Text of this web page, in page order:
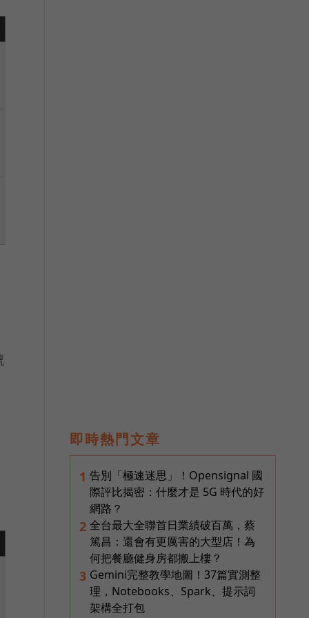
即時熱門文章
1 告別「極速迷思」！Opensignal 國
際評比揭密：什麼才是 5G 時代的好
網路？
2 全台最大全聯首日業績破百萬，蔡
篤昌：還會有更厲害的大型店！為
何把餐廳健身房都搬上樓？
3 Gemini完整教學地圖！37篇實測整
理，Notebooks、Spark、提示詞
架構全打包